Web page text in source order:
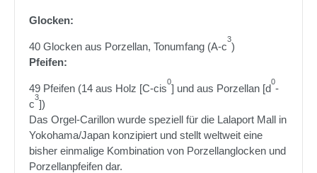
Glocken:
40 Glocken aus Porzellan, Tonumfang (A-c
3
)
Pfeifen:
49 Pfeifen (14 aus Holz [C-cis
0
] und aus Porzellan [d
0
-
c
3
])
Das Orgel-Carillon wurde speziell für die Lalaport Mall in
Yokohama/Japan konzipiert und stellt weltweit eine
bisher einmalige Kombination von Porzellanglocken und
Porzellanpfeifen dar.